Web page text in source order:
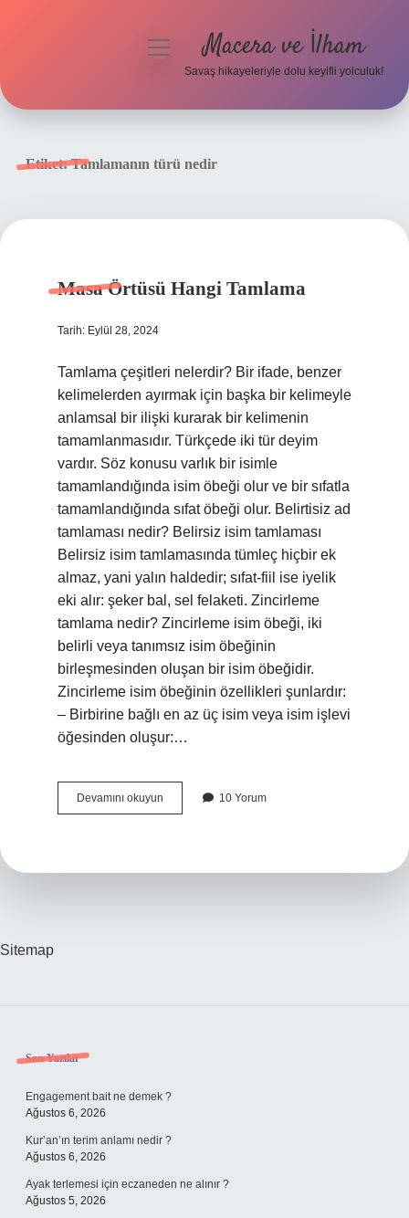
menüyüMacera ve İlham
Savaş hikayeleriyle dolu keyifli yolculuk!
Etiket:Tamlamanın türü nedir
Masa Örtüsü Hangi Tamlama
Tarih: Eylül 28, 2024
Tamlama çeşitleri nelerdir? Bir ifade, benzer
kelimelerden ayırmak için başka bir kelimeyle
anlamsal bir ilişki kurarak bir kelimenin
tamamlanmasıdır. Türkçede iki tür deyim
vardır. Söz konusu varlık bir isimle
tamamlandığında isim öbeği olur ve bir sıfatla
tamamlandığında sıfat öbeği olur. Belirtisiz ad
tamlaması nedir? Belirsiz isim tamlaması
Belirsiz isim tamlamasında tümleç hiçbir ek
almaz, yani yalın haldedir; sıfat-fiil ise iyelik
eki alır: şeker bal, sel felaketi. Zincirleme
tamlama nedir? Zincirleme isim öbeği, iki
belirli veya tanımsız isim öbeğinin
birleşmesinden oluşan bir isim öbeğidir.
Zincirleme isim öbeğinin özellikleri şunlardır:
– Birbirine bağlı en az üç isim veya isim işlevi
öğesinden oluşur:…
Devamını okuyun
Örtüsü
10 Yorum
Sitemap
Sidebar
Son Yazılar
Engagement bait ne demek ?
Ağustos 6, 2026
Kur’an’ın terim anlamı nedir ?
Ağustos 6, 2026
Ayak terlemesi için eczaneden ne alınır ?
Ağustos 5, 2026